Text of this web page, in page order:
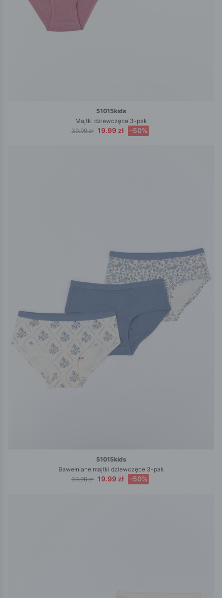
51015kids
Majtki dziewczęce 3-pak
39.99 zł 19.99 zł -50%
51015kids
Bawełniane majtki dziewczęce 3-pak
39.99 zł 19.99 zł -50%